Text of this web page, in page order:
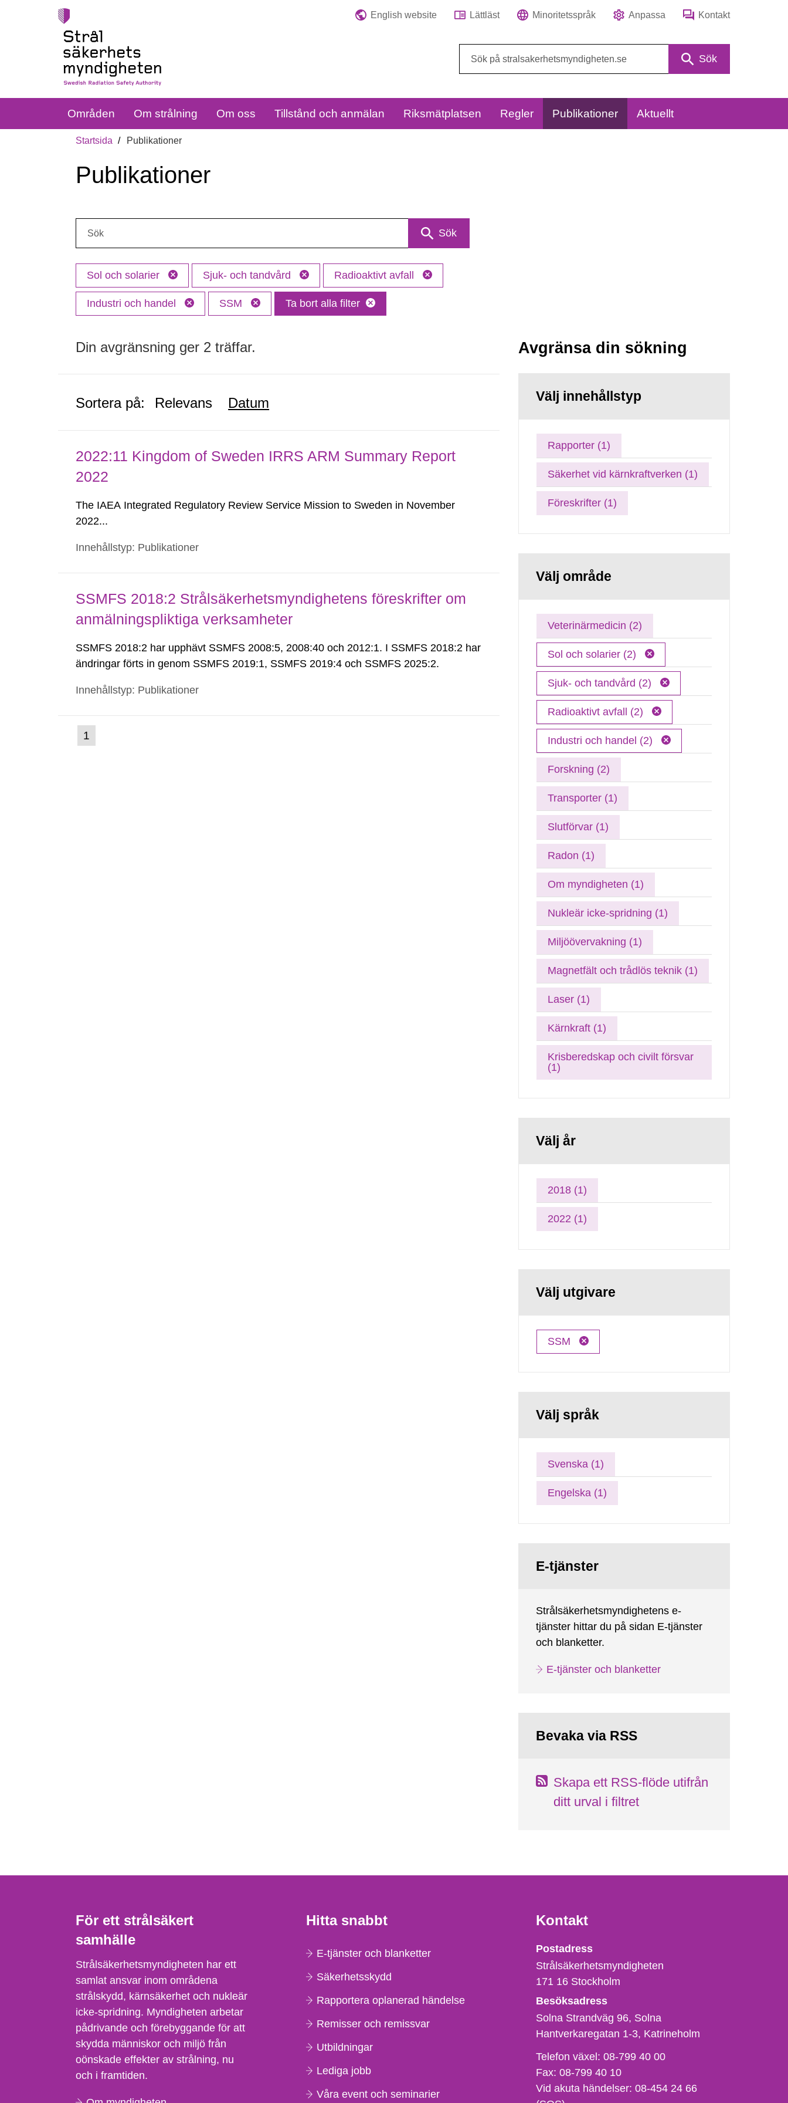
English website Lättläst Minoritetsspråk Anpassa Kontakt
Sök
Områden Om strålning Om oss Tillstånd och anmälan Riksmätplatsen Regler Publikationer Aktuellt
Startsida Publikationer
Publikationer
Sök
Sol och solarier Sjuk- och tandvård Radioaktivt avfall
Industri och handel SSM Ta bort alla filter
Din avgränsning ger 2 träffar.
Sortera på: Relevans Datum
2022:11 Kingdom of Sweden IRRS ARM Summary Report
2022
The IAEA Integrated Regulatory Review Service Mission to Sweden in November
2022...
Innehållstyp: Publikationer
SSMFS 2018:2 Strålsäkerhetsmyndighetens föreskrifter om
anmälningspliktiga verksamheter
SSMFS 2018:2 har upphävt SSMFS 2008:5, 2008:40 och 2012:1. I SSMFS 2018:2 har
ändringar förts in genom SSMFS 2019:1, SSMFS 2019:4 och SSMFS 2025:2.
Innehållstyp: Publikationer
Gå
till
1
Avgränsa din sökning
Välj innehållstyp
Rapporter (1)
Säkerhet vid kärnkraftverken (1)
Föreskrifter (1)
Välj område
Veterinärmedicin (2)
Sol och solarier (2)
Sjuk- och tandvård (2)
Radioaktivt avfall (2)
Industri och handel (2)
Forskning (2)
Transporter (1)
Slutförvar (1)
Radon (1)
Om myndigheten (1)
Nukleär icke-spridning (1)
Miljöövervakning (1)
Magnetfält och trådlös teknik (1)
Laser (1)
Kärnkraft (1)
Krisberedskap och civilt försvar
(1)
Välj år
2018 (1)
2022 (1)
Välj utgivare
SSM
Välj språk
Svenska (1)
Engelska (1)
E-tjänster
Strålsäkerhetsmyndighetens e-
tjänster hittar du på sidan E-tjänster
och blanketter.
E-tjänster och blanketter
Bevaka via RSS
Skapa ett RSS-flöde utifrån
ditt urval i filtret
För ett strålsäkert
samhälle
Strålsäkerhetsmyndigheten har ett
samlat ansvar inom områdena
strålskydd, kärnsäkerhet och nukleär
icke-spridning. Myndigheten arbetar
pådrivande och förebyggande för att
skydda människor och miljö från
oönskade effekter av strålning, nu
och i framtiden.
Hitta snabbt
E-tjänster och blanketter
Säkerhetsskydd
Rapportera oplanerad händelse
Remisser och remissvar
Utbildningar
Lediga jobb
Våra event och seminarier
Kontakt
Strålsäkerhetsmyndigheten
Postadress
Strålsäkerhetsmyndigheten
171 16 Stockholm
Besöksadress
Solna Strandväg 96, Solna
Hantverkaregatan 1-3 Katrineholm
Telefon,
fax
och
e-
Telefon växel:08-799 40 00
Fax:08-799 40 10
Vid akuta händelser:08-454 24 66